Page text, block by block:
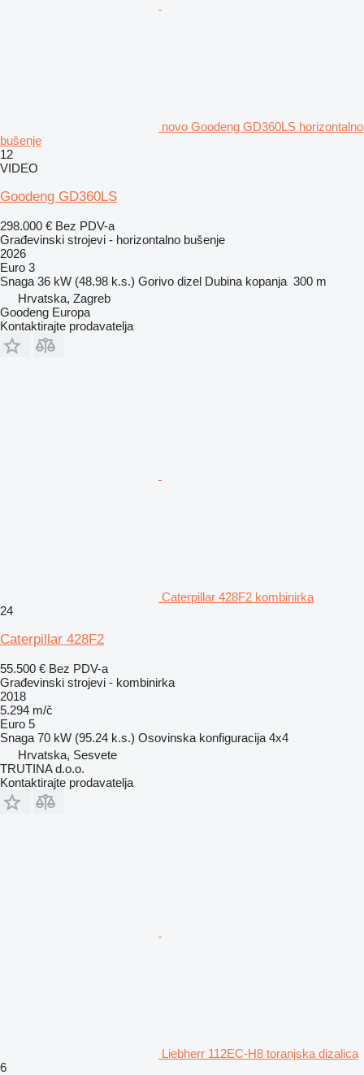
novo Goodeng GD360LS horizontalno
bušenje
12
VIDEO
Goodeng GD360LS
298.000 € Bez PDV-a
Građevinski strojevi - horizontalno bušenje
2026
Euro 3
Snaga 36 kW (48.98 k.s.) Gorivo dizel Dubina kopanja 300 m
Hrvatska, Zagreb
Goodeng Europa
Kontaktirajte prodavatelja
Caterpillar 428F2 kombinirka
24
Caterpillar 428F2
55.500 € Bez PDV-a
Građevinski strojevi - kombinirka
2018
5.294 m/č
Euro 5
Snaga 70 kW (95.24 k.s.) Osovinska konfiguracija 4x4
Hrvatska, Sesvete
TRUTINA d.o.o.
Kontaktirajte prodavatelja
Liebherr 112EC-H8 toranjska dizalica
6